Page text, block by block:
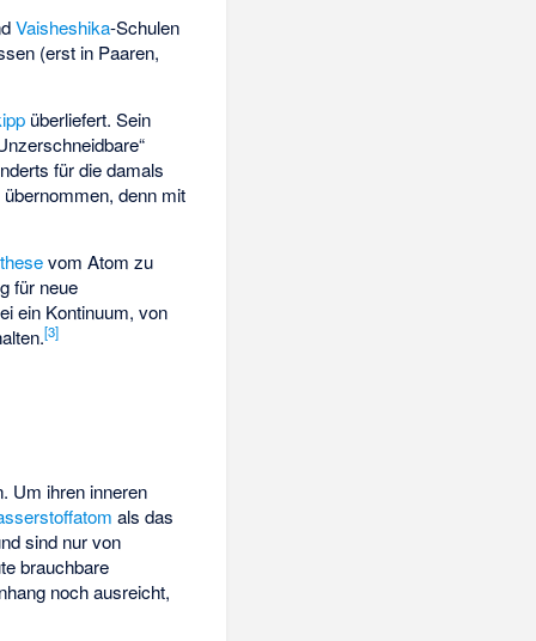
Vaisheshika-Schulen
(erst in Paaren,
überliefert. Sein
für die damals
denn mit
vom Atom zu
für neue
ein Kontinuum, von
[3]
Um ihren inneren
als das
sind nur von
brauchbare
noch ausreicht,